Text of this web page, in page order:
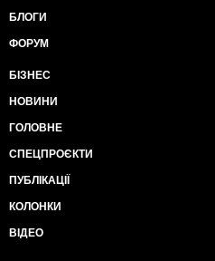
БЛОГИ
ФОРУМ
БІЗНЕС
НОВИНИ
ГОЛОВНЕ
СПЕЦПРОЄКТИ
ПУБЛІКАЦІЇ
КОЛОНКИ
ВІДЕО